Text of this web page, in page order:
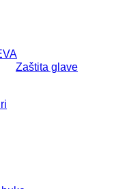
Zaštita glave